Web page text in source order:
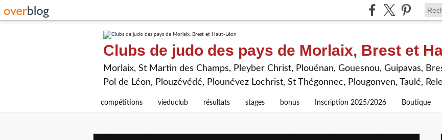
Clubs de judo des pays de Morlaix, Brest et
Morlaix, St Martin des Champs, Pleyber Christ, Plouénan, Gouesnou, Guipavas,
Pol de Léon, Plouzévédé, Plounévez Lochrist, St Thégonnec, Plougonven, Taulé,
compétitions vieduclub résultats stages bonus Inscription 2025/2026 Boutique